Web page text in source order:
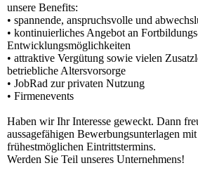
unsere Benefits:
• spannende, anspruchsvolle und
• kontinuierliches Angebot an
Entwicklungsmöglichkeiten
• attraktive Vergütung sowie vielen
betriebliche Altersvorsorge
• JobRad zur privaten Nutzung
• Firmenevents
Haben wir Ihr Interesse geweckt. Dann
aussagefähigen Bewerbungsunterlagen
frühestmöglichen Eintrittstermins.
Werden Sie Teil unseres Unternehmens!